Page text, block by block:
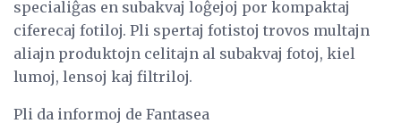
specialiĝas en subakvaj loĝejoj por kompaktaj
ciferecaj fotiloj. Pli spertaj fotistoj trovos multajn
aliajn produktojn celitajn al subakvaj fotoj, kiel
lumoj, lensoj kaj filtriloj.
Pli da informoj de Fantasea